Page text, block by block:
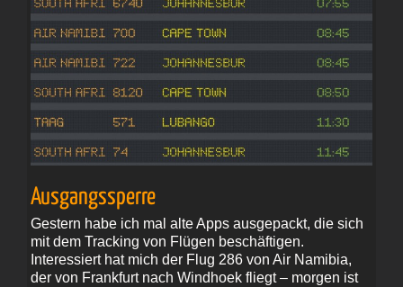
Ausgangssperre
Gestern habe ich mal alte Apps ausgepackt, die sich
mit dem Tracking von Flügen beschäftigen.
Interessiert hat mich der Flug 286 von Air Namibia,
der von Frankfurt nach Windhoek fliegt – morgen ist